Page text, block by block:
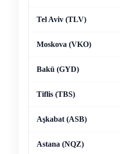
Tel Aviv (TLV)
Moskova (VKO)
Bakü (GYD)
Tiflis (TBS)
Aşkabat (ASB)
Astana (NQZ)